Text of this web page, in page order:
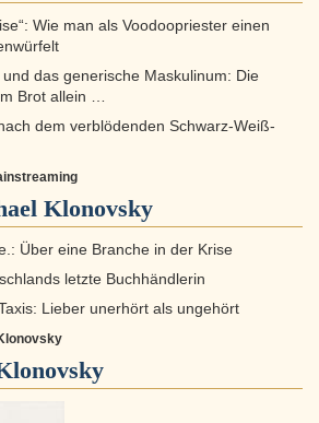
Wie man als Voodoopriester einen
das generische Maskulinum: Die
Brot allein …
dem verblödenden Schwarz-Weiß-
Klonovsky
Über eine Branche in der Krise
letzte Buchhändlerin
Lieber unerhört als ungehört